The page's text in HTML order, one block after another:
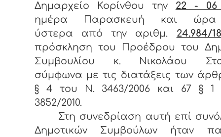
Δημαρχείο Κορίνθου την 22 - 06
ημέρα Παρασκευή και
ύστερα από την αριθμ. 24.984/
πρόσκληση του Προέδρου του
Συμβουλίου κ. Νικολάου
σύμφωνα με τις διατάξεις των
§ 4 του Ν. 3463/2006 και 67 § 1
3852/2010.
Στη συνεδρίαση αυτή επί
Δημοτικών Συμβούλων ήταν